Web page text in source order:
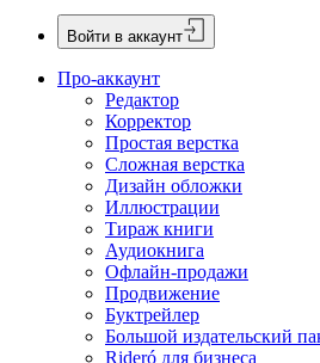
Войти в аккаунт
Про-аккаунт
Редактор
Корректор
Простая верстка
Сложная верстка
Дизайн обложки
Иллюстрации
Тираж книги
Аудиокнига
Офлайн-продажи
Продвижение
Буктрейлер
Большой издательский
Rideró для бизнеса